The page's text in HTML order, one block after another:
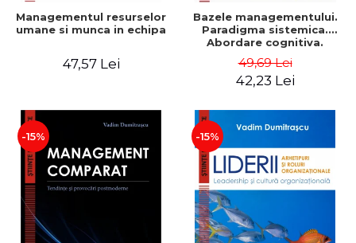
Managementul resurselor
umane si munca in echipa
47,57 Lei
Bazele managementului.
Paradigma sistemica.
Abordare cognitiva.
comportamentala - Vadim
Dumitrascu
49,69 Lei
42,23 Lei
-15% -15%